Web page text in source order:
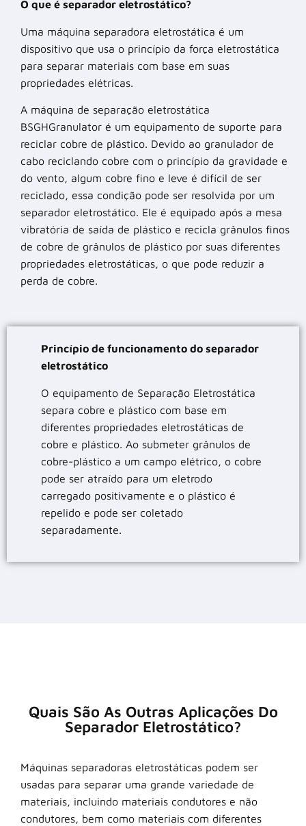
O que é separador eletrostático?
Uma máquina separadora eletrostática é um
dispositivo que usa o princípio da força eletrostática
para separar materiais com base em suas
propriedades elétricas.
A máquina de separação eletrostática
BSGHGranulator é um equipamento de suporte para
reciclar cobre de plástico. Devido ao granulador de
cabo reciclando cobre com o princípio da gravidade e
do vento, algum cobre fino e leve é difícil de ser
reciclado, essa condição pode ser resolvida por um
separador eletrostático. Ele é equipado após a mesa
vibratória de saída de plástico e recicla grânulos finos
de cobre de grânulos de plástico por suas diferentes
propriedades eletrostáticas, o que pode reduzir a
perda de cobre.
Princípio de funcionamento do separador
eletrostático
O equipamento de Separação Eletrostática
separa cobre e plástico com base em
diferentes propriedades eletrostáticas de
cobre e plástico. Ao submeter grânulos de
cobre-plástico a um campo elétrico, o cobre
pode ser atraído para um eletrodo
carregado positivamente e o plástico é
repelido e pode ser coletado
separadamente.
Quais São As Outras Aplicações Do
Separador Eletrostático?
Máquinas separadoras eletrostáticas podem ser
usadas para separar uma grande variedade de
materiais, incluindo materiais condutores e não
condutores, bem como materiais com diferentes